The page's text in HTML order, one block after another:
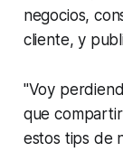
negocios,
cliente, y
"Voy
que
estos tips de